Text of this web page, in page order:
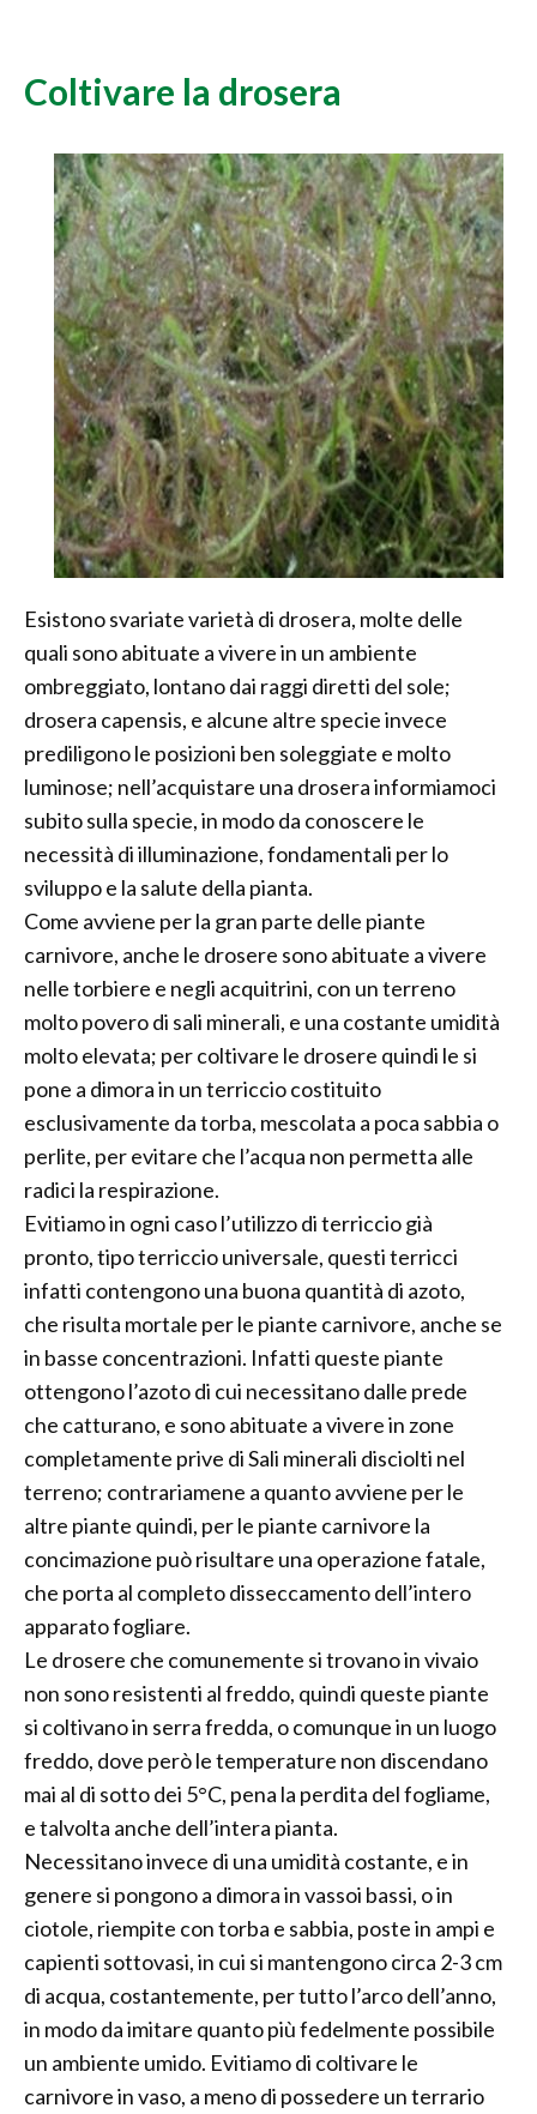
Coltivare la drosera
Esistono svariate varietà di drosera, molte delle
quali sono abituate a vivere in un ambiente
ombreggiato, lontano dai raggi diretti del sole;
drosera capensis, e alcune altre specie invece
prediligono le posizioni ben soleggiate e molto
luminose; nell’acquistare una drosera informiamoci
subito sulla specie, in modo da conoscere le
necessità di illuminazione, fondamentali per lo
sviluppo e la salute della pianta.
Come avviene per la gran parte delle piante
carnivore, anche le drosere sono abituate a vivere
nelle torbiere e negli acquitrini, con un terreno
molto povero di sali minerali, e una costante umidità
molto elevata; per coltivare le drosere quindi le si
pone a dimora in un terriccio costituito
esclusivamente da torba, mescolata a poca sabbia o
perlite, per evitare che l’acqua non permetta alle
radici la respirazione.
Evitiamo in ogni caso l’utilizzo di terriccio già
pronto, tipo terriccio universale, questi terricci
infatti contengono una buona quantità di azoto,
che risulta mortale per le piante carnivore, anche se
in basse concentrazioni. Infatti queste piante
ottengono l’azoto di cui necessitano dalle prede
che catturano, e sono abituate a vivere in zone
completamente prive di Sali minerali disciolti nel
terreno; contrariamene a quanto avviene per le
altre piante quindi, per le piante carnivore la
concimazione può risultare una operazione fatale,
che porta al completo disseccamento dell’intero
apparato fogliare.
Le drosere che comunemente si trovano in vivaio
non sono resistenti al freddo, quindi queste piante
si coltivano in serra fredda, o comunque in un luogo
freddo, dove però le temperature non discendano
mai al di sotto dei 5°C, pena la perdita del fogliame,
e talvolta anche dell’intera pianta.
Necessitano invece di una umidità costante, e in
genere si pongono a dimora in vassoi bassi, o in
ciotole, riempite con torba e sabbia, poste in ampi e
capienti sottovasi, in cui si mantengono circa 2-3 cm
di acqua, costantemente, per tutto l’arco dell’anno,
in modo da imitare quanto più fedelmente possibile
un ambiente umido. Evitiamo di coltivare le
carnivore in vaso, a meno di possedere un terrario